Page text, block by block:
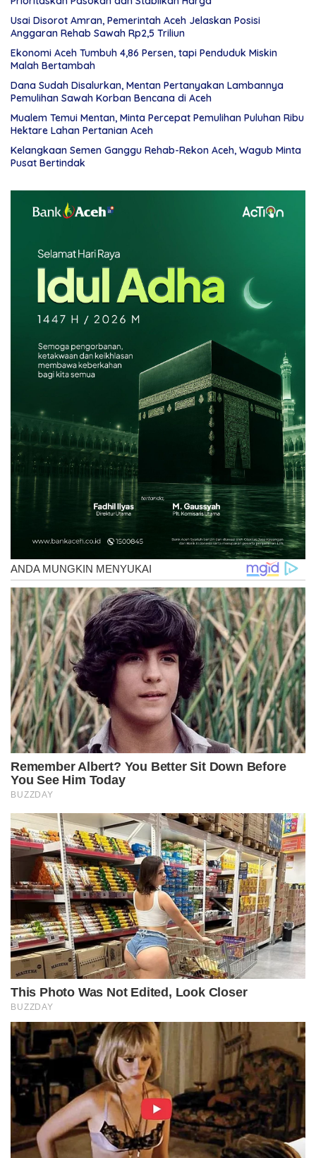
Usai Disorot Amran, Pemerintah Aceh Jelaskan Posisi
Anggaran Rehab Sawah Rp2,5 Triliun
Ekonomi Aceh Tumbuh 4,86 Persen, tapi Penduduk Miskin
Malah Bertambah
Dana Sudah Disalurkan, Mentan Pertanyakan Lambannya
Pemulihan Sawah Korban Bencana di Aceh
Mualem Temui Mentan, Minta Percepat Pemulihan Puluhan Ribu
Hektare Lahan Pertanian Aceh
Kelangkaan Semen Ganggu Rehab-Rekon Aceh, Wagub Minta
Pusat Bertindak